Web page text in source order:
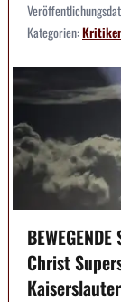
Kategorien:
Christ